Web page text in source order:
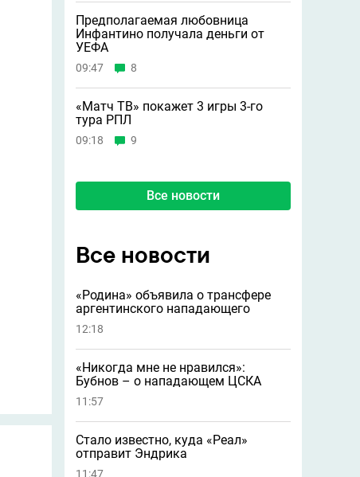
Предполагаемая любовница
Инфантино получала деньги от
УЕФА
09:47 8
«Матч ТВ» покажет 3 игры 3-го
тура РПЛ
09:18 9
Все новости
Все новости
«Родина» объявила о трансфере
аргентинского нападающего
12:18
«Никогда мне не нравился»:
Бубнов – о нападающем ЦСКА
11:57
Стало известно, куда «Реал»
отправит Эндрика
11:47